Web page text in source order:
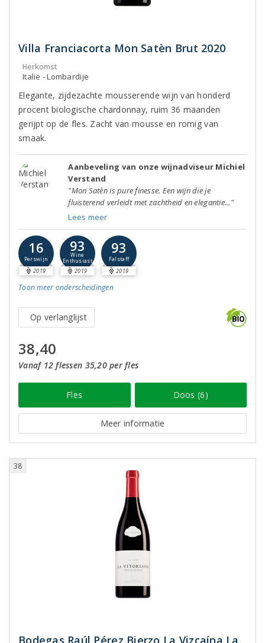
Villa Franciacorta Mon Satèn Brut 2020
Herkomst
Italië - Lombardije
Elegante, zijdezachte mousserende wijn van honderd
procent biologische chardonnay, ruim 36 maanden
gerijpt op de fles. Zacht van mousse en romig van
smaak.
Aanbeveling van onze wijnadviseur Michiel
Verstand
"Mon Satèn is pure finesse. Een wijn die je
fluisterend verleidt met zachtheid en elegantie..."
Lees meer
16
Perswijn
2019
93
Wine
Enthusiast
2019
93
Falstaff
2019
Toon meer onderscheidingen
Op verlanglijst
38,40
Vanaf 12 flessen 35,20 per fles
Fles Doos (6)
Meer informatie
38
Bodegas Raúl Pérez Bierzo La Vizcaína La